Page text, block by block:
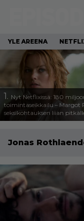
YLE AREENA
1. Nyt Netflixissä: 180
toimintaseikkailu – Margot
seksikohtauksen liian
Jonas